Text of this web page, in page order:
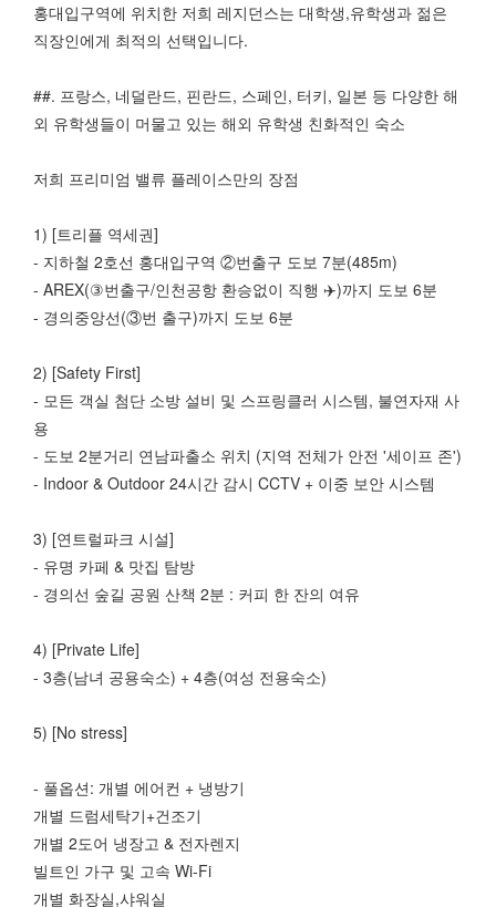
홍대입구역에 위치한 저희 레지던스는 대학생,유학생과 젊은
직장인에게 최적의 선택입니다.
##. 프랑스, 네덜란드, 핀란드, 스페인, 터키, 일본 등 다양한 해
외 유학생들이 머물고 있는 해외 유학생 친화적인 숙소
저희 프리미엄 밸류 플레이스만의 장점
1) [트리플 역세권]
- 지하철 2호선 홍대입구역 ②번출구 도보 7분(485m)
- AREX(③번출구/인천공항 환승없이 직행 ✈️)까지 도보 6분
- 경의중앙선(③번 출구)까지 도보 6분
2) [Safety First]
- 모든 객실 첨단 소방 설비 및 스프링클러 시스템, 불연자재 사
용
- 도보 2분거리 연남파출소 위치 (지역 전체가 안전 '세이프 존')
- Indoor & Outdoor 24시간 감시 CCTV + 이중 보안 시스템
3) [연트럴파크 시설]
- 유명 카페 & 맛집 탐방
- 경의선 숲길 공원 산책 2분 : 커피 한 잔의 여유
4) [Private Life]
- 3층(남녀 공용숙소) + 4층(여성 전용숙소)
5) [No stress]
- 풀옵션: 개별 에어컨 + 냉방기
개별 드럼세탁기+건조기
개별 2도어 냉장고 & 전자렌지
빌트인 가구 및 고속 Wi-Fi
개별 화장실,샤워실